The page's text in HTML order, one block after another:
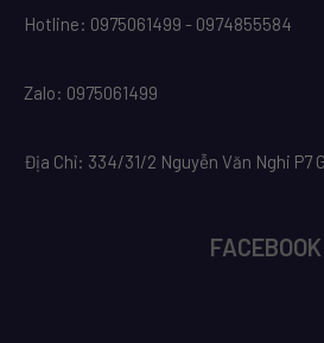
Hotline: 0975061499 - 0974855584
Zalo: 0975061499
Địa Chỉ: 334/31/2 Nguyễn Văn Nghi P7
FACEBOOK